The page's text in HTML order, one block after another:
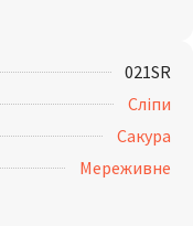
021SR
Сліпи
Сакура
Мереживне